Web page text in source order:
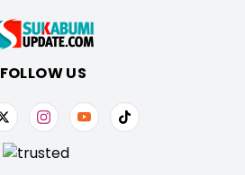
FOLLOW US